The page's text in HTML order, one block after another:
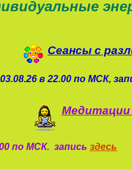
Сеансы с
в 22.00 по МСК,
Медитации
по МСК. запись здесь